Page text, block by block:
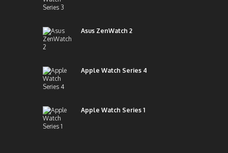
Asus ZenWatch 2
Apple Watch Series 4
Apple Watch Series 1